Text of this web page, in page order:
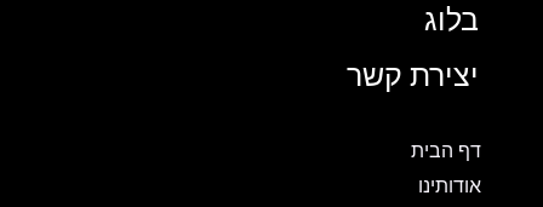
בלוג
יצירת קשר
דף הבית
אודותינו